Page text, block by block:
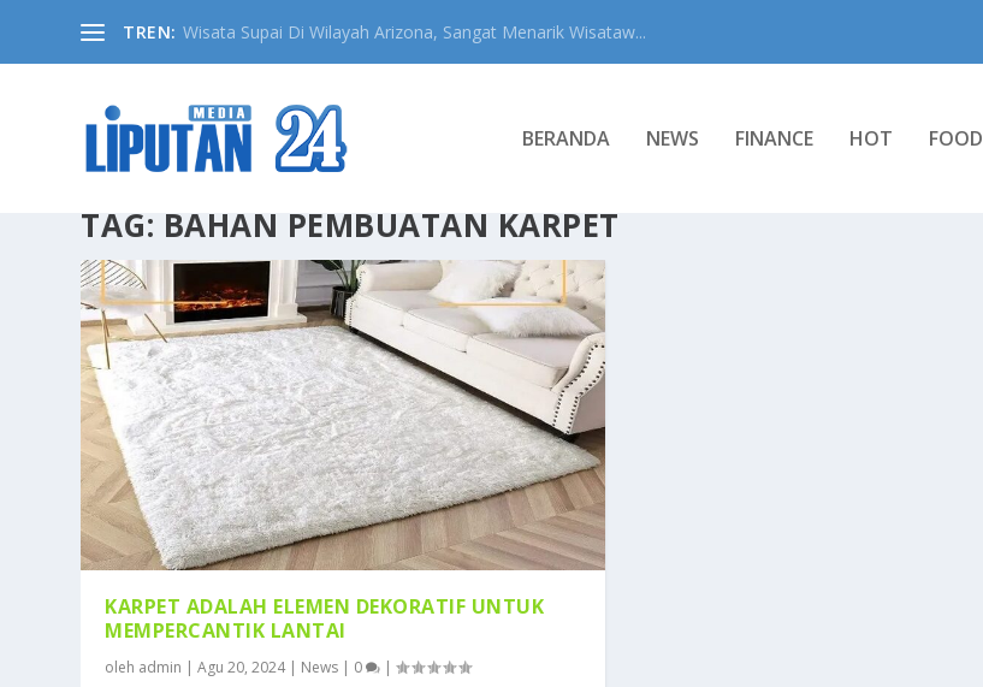
TREN: Wisata Supai Di Wilayah Arizona, Sangat Menarik Wisataw...
BERANDA NEWS FINANCE HOT FOOD
TAG: BAHAN PEMBUATAN KARPET
KARPET ADALAH ELEMEN DEKORATIF UNTUK
MEMPERCANTIK LANTAI
oleh admin |Agu 20, 2024| News | 0 |